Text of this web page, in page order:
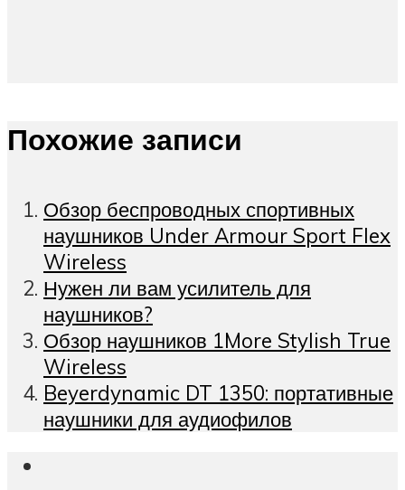
Похожие записи
Обзор беспроводных спортивных
наушников Under Armour Sport Flex
Wireless
Нужен ли вам усилитель для
наушников?
Обзор наушников 1More Stylish True
Wireless
Beyerdynamic DT 1350: портативные
наушники для аудиофилов